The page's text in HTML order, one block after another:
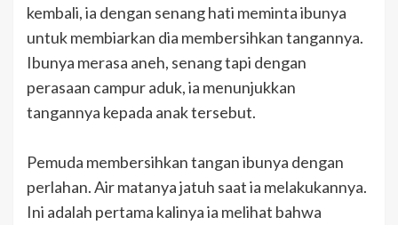
kembali, ia dengan senang hati meminta ibunya
untuk membiarkan dia membersihkan tangannya.
Ibunya merasa aneh, senang tapi dengan
perasaan campur aduk, ia menunjukkan
tangannya kepada anak tersebut.
Pemuda membersihkan tangan ibunya dengan
perlahan. Air matanya jatuh saat ia melakukannya.
Ini adalah pertama kalinya ia melihat bahwa